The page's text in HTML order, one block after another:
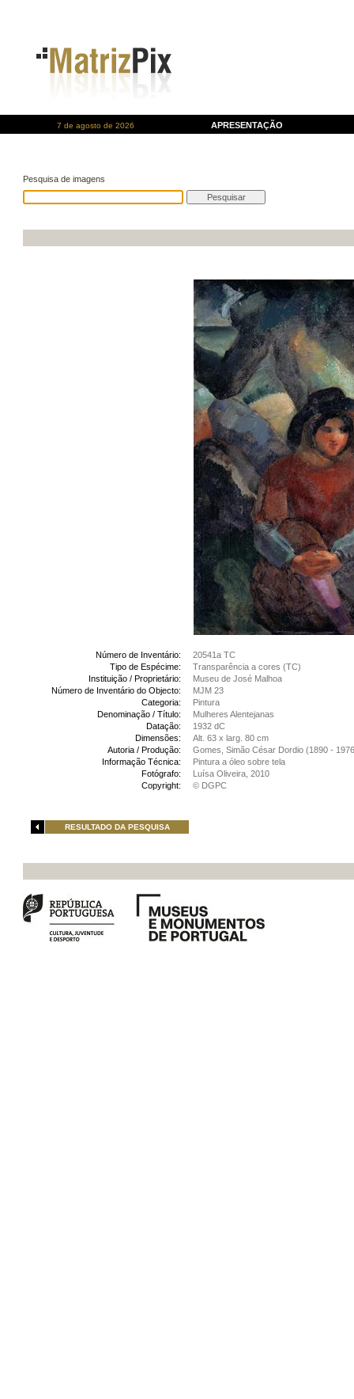
7 de agosto de 2026 APRESENTAÇÃO
Pesquisa de imagens
Número de Inventário:
20541a TC
Tipo de Espécime:
Transparência a cores (TC)
Instituição / Proprietário:
Museu de José Malhoa
Número de Inventário do Objecto:
MJM 23
Categoria:
Pintura
Denominação / Título:
Mulheres Alentejanas
Datação:
1932 dC
Dimensões:
Alt. 63 x larg. 80 cm
Autoria / Produção:
Gomes, Simão César Dordio (1890 -
Informação Técnica:
Pintura a óleo sobre tela
Fotógrafo:
Luísa Oliveira, 2010
Copyright:
© DGPC
RESULTADO DA PESQUISA